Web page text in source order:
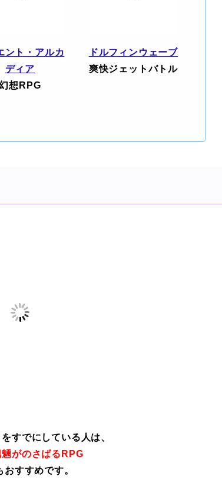
ント・アルカ
ディア
想RPG
ドルフィンウェーブ
爽快ジェットバトル
すでにしている人は、
がのさばるRPG
おすすめです。